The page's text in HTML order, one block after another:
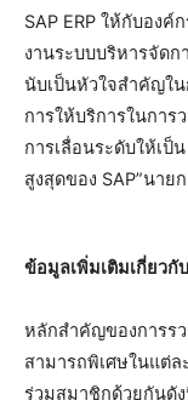
SAP ERP ให้กับอง
งานระบบบริหารจัด
นับเป็นหัวใจสำคัญใ
การให้บริการในการ
การเลื่อนระดับให้เป็
สูงสุดของ SAP”นาย
ข้อมูลเพิ่มเติมเกี่ยวกั
หลักสำคัญของการร
สามารถพิเศษในแต่ล
ร่วมสมาชิกด้วยกันดั